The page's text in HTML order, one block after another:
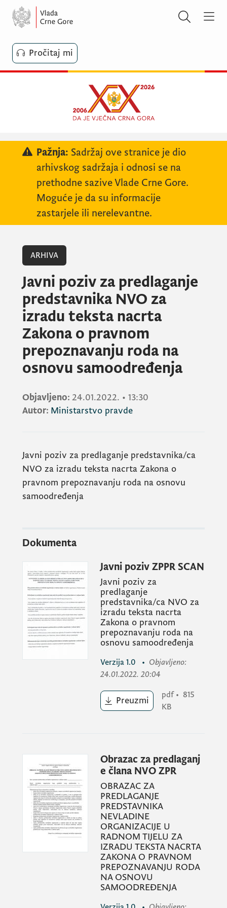
Pročitaj mi
Pažnja: Sadržaj ove stranice je dio
arhivskog sadržaja i odnosi se na
prethodne sazive Vlade Crne Gore.
Moguće je da su informacije
zastarjele ili nerelevantne.
ARHIVA
Javni poziv za predlaganje
predstavnika NVO za
izradu teksta nacrta
Zakona o pravnom
prepoznavanju roda na
osnovu samoodređenja
Objavljeno: 24.01.2022. • 13:30
Autor: Ministarstvo pravde
Javni poziv za predlaganje predstavnika/ca
NVO za izradu teksta nacrta Zakona o
pravnom prepoznavanju roda na osnovu
samoodređenja
Dokumenta
Javni poziv ZPPR SCAN
Javni poziv za
predlaganje
predstavnika/ca NVO za
izradu teksta nacrta
Zakona o pravnom
prepoznavanju roda na
osnovu samoodređenja
Verzija 1.0 • Objavljeno:
24.01.2022. 20:04
Preuzmi
pdf • 815
KB
Obrazac za predlaganj
e člana NVO ZPR
OBRAZAC ZA
PREDLAGANJE
PREDSTAVNIKA
NEVLADINE
ORGANIZACIJE U
RADNOM TIJELU ZA
IZRADU TEKSTA NACRTA
ZAKONA O PRAVNOM
PREPOZNAVANJU RODA
NA OSNOVU
SAMOODREĐENJA